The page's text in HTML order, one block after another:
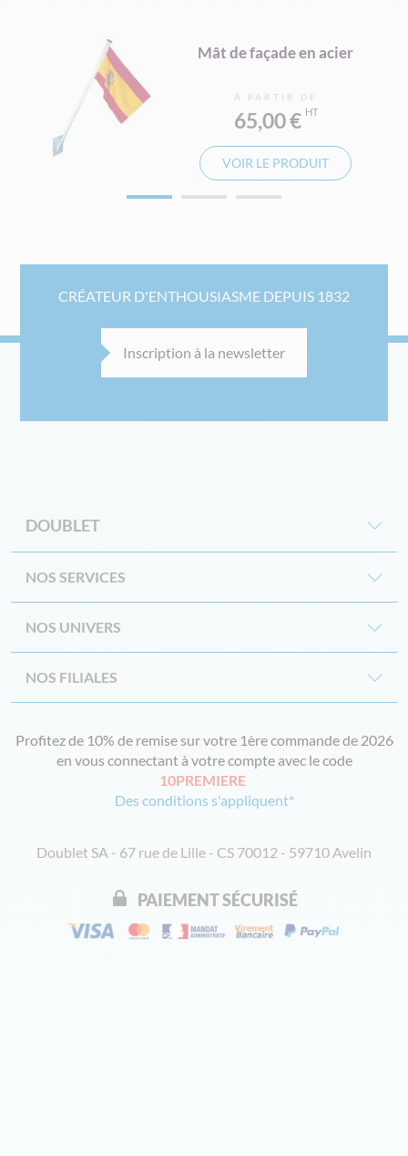
Mât de façade en acier
À PARTIR DE
65,00 €
VOIR LE PRODUIT
CRÉATEUR D'ENTHOUSIASME DEPUIS 1832
Inscription à la newsletter
DOUBLET
NOS SERVICES
NOS UNIVERS
NOS FILIALES
Profitez de 10% de remise sur votre 1ère commande de 2026
en vous connectant à votre compte avec le code
10PREMIERE
Des conditions s'appliquent*
Doublet SA - 67 rue de Lille - CS 70012 - 59710 Avelin
PAIEMENT SÉCURISÉ